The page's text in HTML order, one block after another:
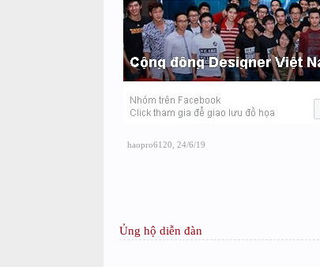
haopro6120 24/6/19
Ủng hộ diễn đàn